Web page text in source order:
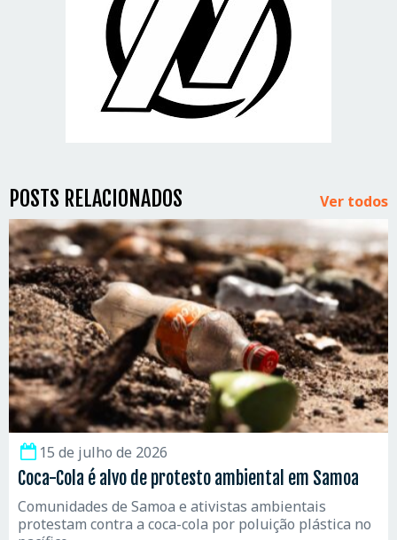
POSTS RELACIONADOS Ver todos
15 de julho de 2026
Coca-Cola é alvo de protesto ambiental em Samoa
Comunidades de Samoa e ativistas ambientais
protestam contra a coca-cola por poluição plástica no